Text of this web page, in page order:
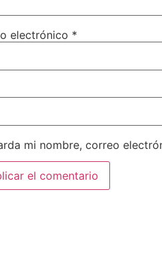
electrónico *
mi nombre, correo